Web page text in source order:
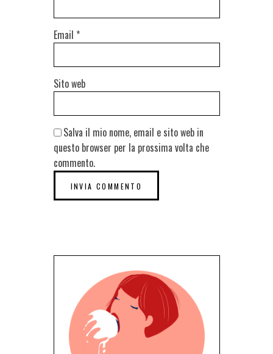
Email *
Sito web
Salva il mio nome, email e sito web in
questo browser per la prossima volta che
commento.